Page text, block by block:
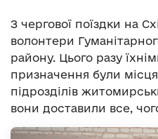
З чергової поїздки на
волонтери
району. Цього разу
призначення були місця
підрозділів
вони доставили все,